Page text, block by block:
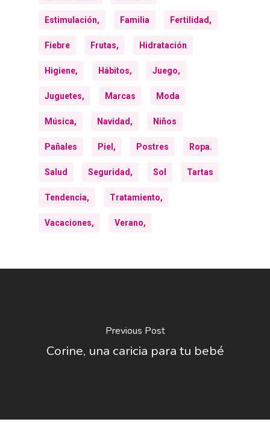
Estimulación, Familia Fertilidad,
Fiebre Frutas, Hidratación
Higiene, Hábitos, Juego,
Juguetes, Marcas Moda
Música, Navidad, Niños
Pañales Piel, Postres Ropa.
Salud Seguridad, Sol Tartas
Tendencia, Tratamiento,
Vacaciones, Verano,
Previous Post
Corine, una caricia para tu bebé